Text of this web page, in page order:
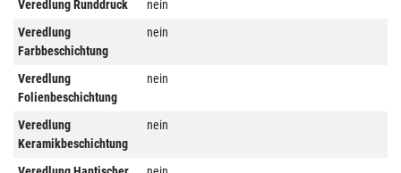
Veredlung Runddruck
nein
Veredlung
Farbbeschichtung
nein
Veredlung
Folienbeschichtung
nein
Veredlung
Keramikbeschichtung
nein